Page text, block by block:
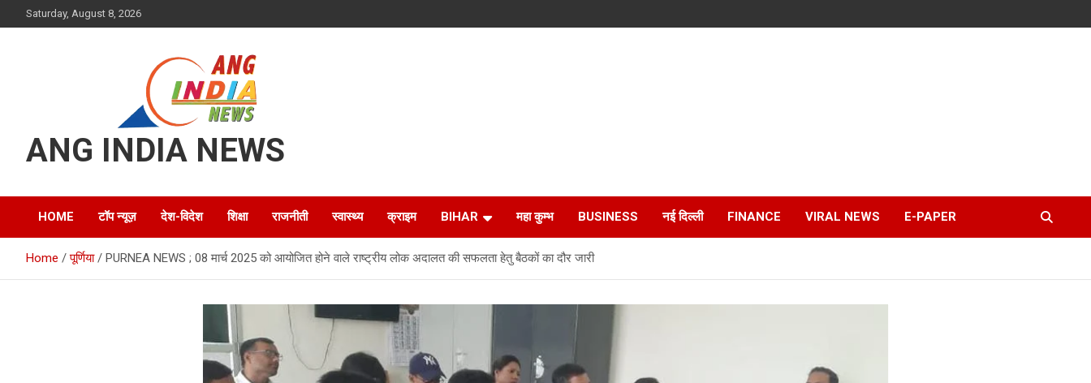
to
Saturday, August 8, 2026
ANG INDIA NEWS
HOME टॉप न्यूज़ देश-विदेश शिक्षा राजनीती स्वास्थ्य क्राइम BIHAR महा कुम्भ BUSINESS नई दिल्ली FINANCE VIRAL NEWS E-PAPER
Home पूर्णिया PURNEA NEWS ; 08 मार्च 2025 को आयोजित होने वाले राष्ट्रीय लोक अदालत की सफलता हेतु बैठकों का दौर जारी